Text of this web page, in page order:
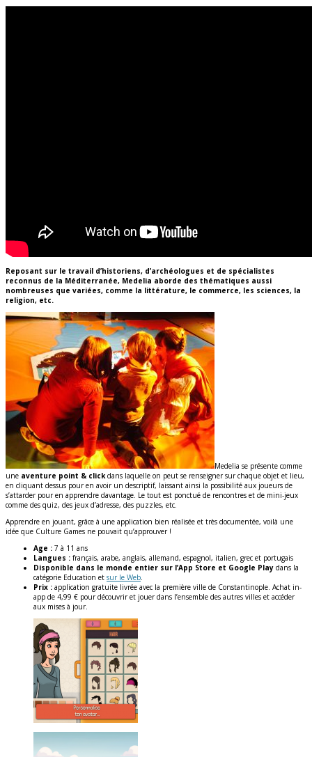
Reposant sur le travail d’historiens, d’archéologues et de spécialistes
reconnus de la Méditerranée, Medelia aborde des thématiques aussi
nombreuses que variées, comme la littérature, le commerce, les sciences, la
religion, etc.
Medelia se présente comme
une aventure point & clickdans laquelle on peut se renseigner sur chaque objet et lieu,
en cliquant dessus pour en avoir un descriptif, laissant ainsi la possibilité aux joueurs de
s’attarder pour en apprendre davantage. Le tout est ponctué de rencontres et de mini-jeux
comme des quiz, des jeux d’adresse, des puzzles, etc.
Apprendre en jouant, grâce à une application bien réalisée et très documentée, voilà une
idée que Culture Games ne pouvait qu’approuver !
Age : 7 à 11 ans
Langues : français, arabe, anglais, allemand, espagnol, italien, grec et portugais
Disponible dans le monde entier sur l’App Store et Google Play dans la
catégorie Education et sur le Web.
Prix : application gratuite livrée avec la première ville de Constantinople. Achat in-
app de 4,99 € pour découvrir et jouer dans l’ensemble des autres villes et accéder
aux mises à jour.